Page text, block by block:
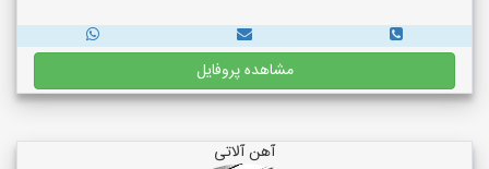
مشاهده پروفایل
آهن آلاتی